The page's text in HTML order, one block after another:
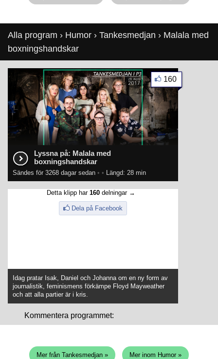
Alla program › Humor › Tankesmedjan › Malala med
boxningshandskar
Lyssna på: Malala med
boxningshandskar
Sändes för 3268 dagar sedan • • Längd: 28 min
160
Detta klipp har 160 delningar →
Dela på Facebook
Idag pratar Isak, Daniel och Johanna om en ny form av
journalistik, feminismens förkämpe Floyd Mayweather
och att alla partier är i kris.
Kommentera programmet:
Mer från Tankesmedjan » Mer inom Humor »